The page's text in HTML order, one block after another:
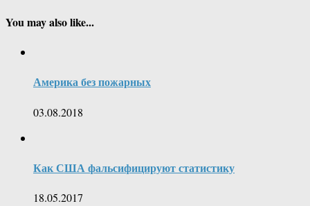
You may also like...
Америка без пожарных
03.08.2018
Как США фальсифицируют статистику
18.05.2017